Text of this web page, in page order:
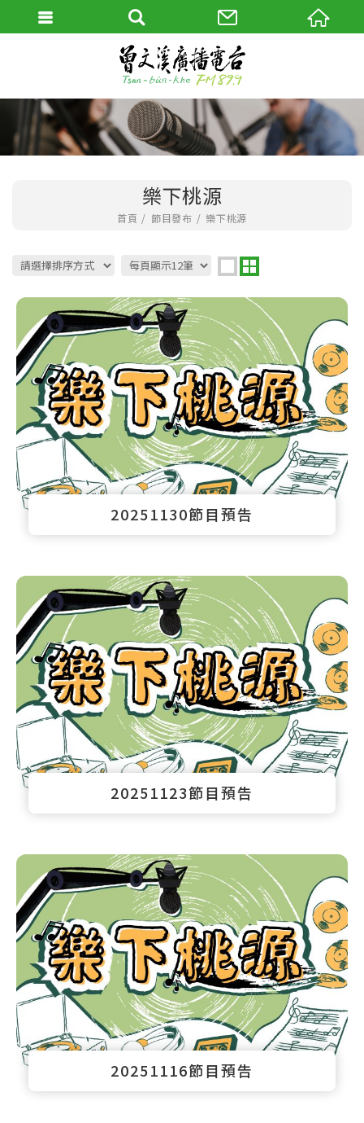
樂下桃源
首頁 節目發布 樂下桃源
20251130節目預告
20251123節目預告
20251116節目預告